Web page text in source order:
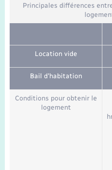
Sécurité - Prévention
Transports
Principales différences
Location vide
Bail d'habitation
Conditions pour obtenir le
logement